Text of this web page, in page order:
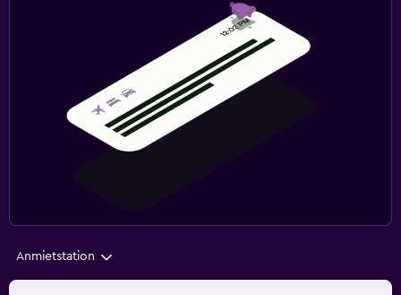
Anmietstation